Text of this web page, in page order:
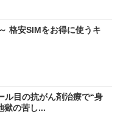
格安SIMをお得に使うキ
ル目の抗がん剤治療で“身
の苦し...